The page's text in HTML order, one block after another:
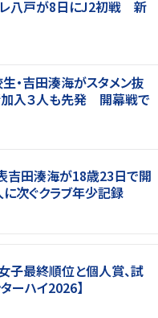
レ八戸が8日にJ2初戦 新
・吉田湊海がスタメン抜
入３人も先発 開幕戦で
吉田湊海が18歳23日で開
次ぐクラブ年少記録
最終順位と個人賞、試
ーハイ2026】